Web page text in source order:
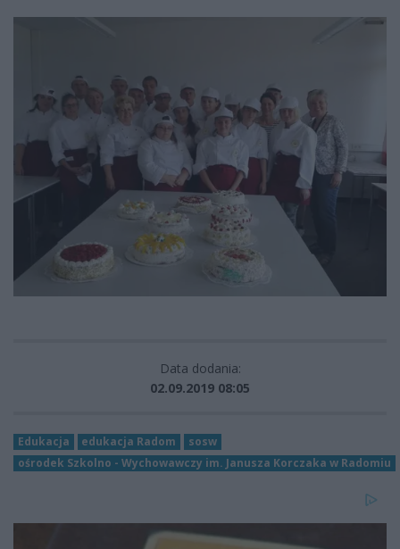
Data dodania:
02.09.2019 08:05
Edukacja edukacja Radom
sosw
ośrodek Szkolno - Wychowawczy im. Janusza Korczaka w Radomiu